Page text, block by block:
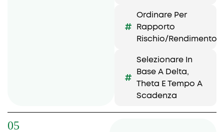
Ordinare Per
Rapporto
Rischio/rendimento
Selezionare In
Base A Delta,
Theta E Tempo A
Scadenza
05